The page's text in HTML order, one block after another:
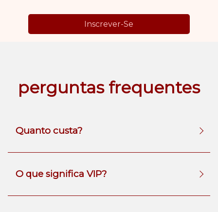
Inscrever-Se
perguntas frequentes
Quanto custa?
O que significa VIP?